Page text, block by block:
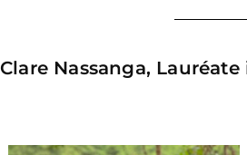
Clare Nassanga,